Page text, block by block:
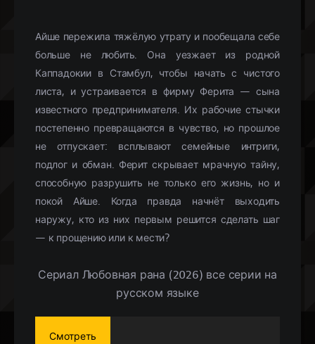
Айше пережила тяжёлую утрату и пообещала себе
больше не любить. Она уезжает из родной
Каппадокии в Стамбул, чтобы начать с чистого
листа, и устраивается в фирму Ферита — сына
известного предпринимателя. Их рабочие стычки
постепенно превращаются в чувство, но прошлое
не отпускает: всплывают семейные интриги,
подлог и обман. Ферит скрывает мрачную тайну,
способную разрушить не только его жизнь, но и
покой Айше. Когда правда начнёт выходить
наружу, кто из них первым решится сделать шаг
— к прощению или к мести?
Сериал Любовная рана (2026) все серии на
русском языке
Смотреть